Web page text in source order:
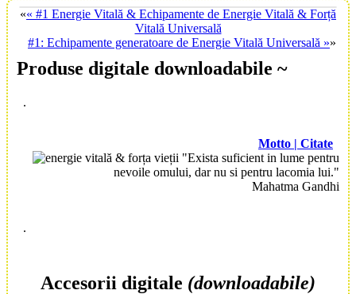
«« #1 Energie Vitală & Echipamente de Energie Vitală & Forță
Vitală Universală
#1: Echipamente generatoare de Energie Vitală Universală »»
Produse digitale downloadabile ~
.
Motto | Citate
"Exista suficient in lume pentru
nevoile omului, dar nu si pentru lacomia lui."
Mahatma Gandhi
.
Accesorii digitale (downloadabile)